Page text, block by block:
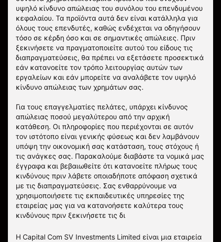
υψηλό κίνδυνο απώλειας του συνόλου του επενδυμένου
κεφαλαίου. Τα προϊόντα αυτά δεν είναι κατάλληλα για
όλους τους επενδυτές, καθώς ενδέχεται να οδηγήσουν
τόσο σε κέρδη όσο και σε σημαντικές απώλειες. Πριν
ξεκινήσετε να πραγματοποιείτε αυτού του είδους τις
διαπραγματεύσεις, θα πρέπει να εξετάσετε προσεκτικά
εάν κατανοείτε τον τρόπο λειτουργίας αυτών των
εργαλείων και εάν μπορείτε να αναλάβετε τον υψηλό
κίνδυνο απώλειας των χρημάτων σας.
Για τους επαγγελματίες πελάτες, υπάρχει κίνδυνος
απώλειας ποσού μεγαλύτερου από την αρχική
κατάθεση. Οι πληροφορίες που περιέχονται σε αυτόν
τον ιστότοπο είναι γενικής φύσεως και δεν λαμβάνουν
υπόψη την οικονομική σας κατάσταση, τους στόχους ή
τις ανάγκες σας. Παρακαλούμε διαβάστε τα νομικά μας
έγγραφα και βεβαιωθείτε ότι κατανοείτε πλήρως τους
κινδύνους πριν λάβετε οποιαδήποτε απόφαση σχετικά
με τις διαπραγματεύσεις. Σας ενθαρρύνουμε να
χρησιμοποιήσετε τις εκπαιδευτικές υπηρεσίες της
εταιρείας μας για να κατανοήσετε καλύτερα τους
κινδύνους πριν ξεκινήσετε τις δι
Η Capital Com SV Investments Limited είναι μια εταιρεία